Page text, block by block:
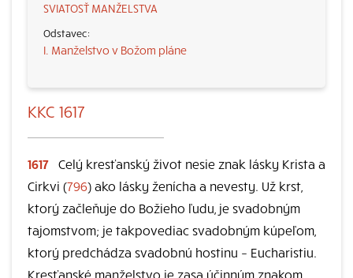
SVIATOSŤ MANŽELSTVA
I. Manželstvo v Božom pláne
KKC 1617
1617 Celý kresťanský život nesie znak lásky Krista a
Cirkvi (796) ako lásky ženícha a nevesty. Už krst,
ktorý začleňuje do Božieho ľudu, je svadobným
tajomstvom; je takpovediac svadobným kúpeľom,
ktorý predchádza svadobnú hostinu – Eucharistiu.
Kresťanské manželstvo je zasa účinným znakom,